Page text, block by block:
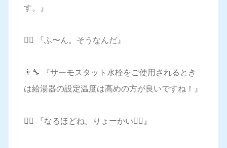
す。』
🤷‍♀️ 『ふ〜ん。そうなんだ』
👨‍🔧 『サーモスタット水栓をご使用されるとき
は給湯器の設定温度は高めの方が良いですね！』
🤷‍♀️ 『なるほどね。りょーかい🙋‍♀️』